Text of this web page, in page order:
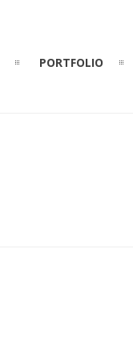
PORTFOLIO